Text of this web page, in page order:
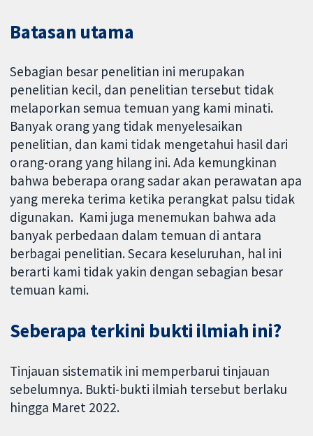
Batasan utama
Sebagian besar penelitian ini merupakan
penelitian kecil, dan penelitian tersebut tidak
melaporkan semua temuan yang kami minati.
Banyak orang yang tidak menyelesaikan
penelitian, dan kami tidak mengetahui hasil dari
orang-orang yang hilang ini. Ada kemungkinan
bahwa beberapa orang sadar akan perawatan apa
yang mereka terima ketika perangkat palsu tidak
digunakan. Kami juga menemukan bahwa ada
banyak perbedaan dalam temuan di antara
berbagai penelitian. Secara keseluruhan, hal ini
berarti kami tidak yakin dengan sebagian besar
temuan kami.
Seberapa terkini bukti ilmiah ini?
Tinjauan sistematik ini memperbarui tinjauan
sebelumnya. Bukti-bukti ilmiah tersebut berlaku
hingga Maret 2022.